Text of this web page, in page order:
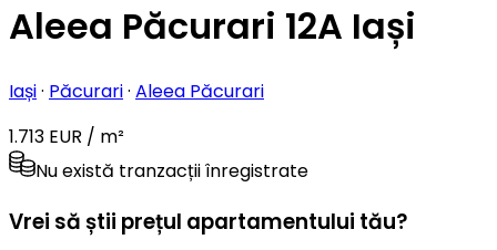
Aleea Păcurari 12A Iași
Iași· Păcurari· Aleea Păcurari
1.713 EUR / m²
Nu există tranzacții înregistrate
Vrei să știi prețul apartamentului tău?